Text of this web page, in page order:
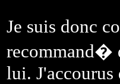
Je suis donc
recommand�
lui. J'accourus